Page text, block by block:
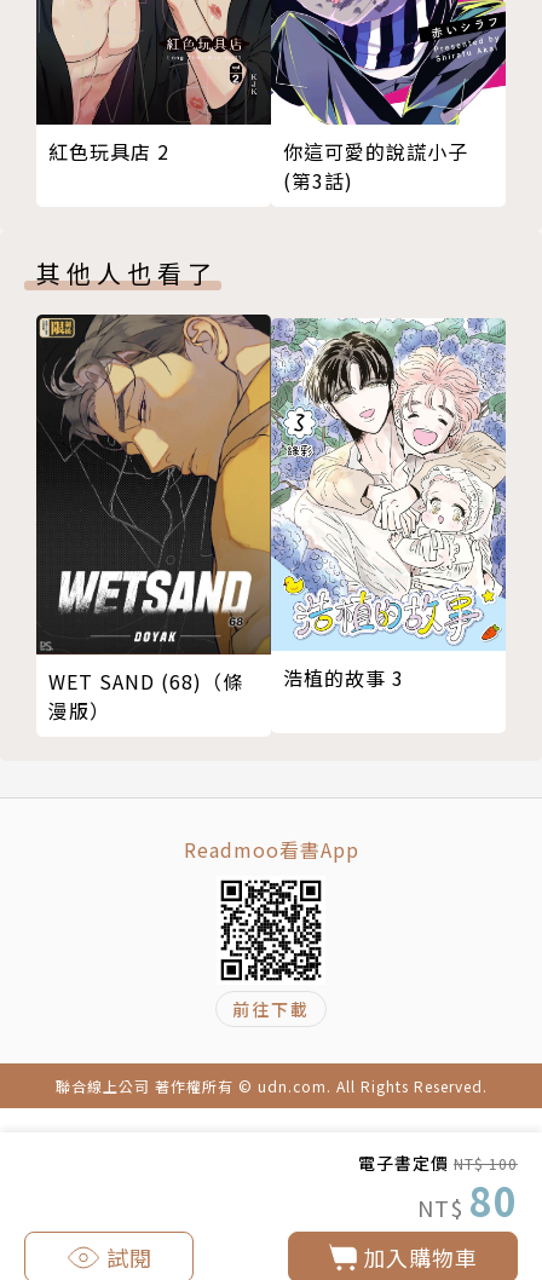
電子書定價 NT$ 100
NT$ 80
加入購物車
試閱
紅色玩具店 2
你這可愛的說謊小子
(第3話)
其他人也看了
WET SAND (68)（條
漫版）
浩植的故事 3
Readmoo看書App
前往下載
聯合線上公司 著作權所有 © udn.com. All Rights Reserved.